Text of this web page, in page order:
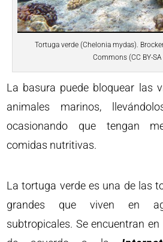
Tortuga verde (Chelonia mydas).
Commons (CC BY-
La basura puede bloquear las
animales marinos,
ocasionando que tengan
comidas nutritivas.
La tortuga verde es una de las
grandes que viven en
subtropicales. Se encuentran en